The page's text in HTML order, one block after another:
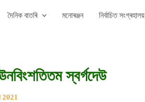
দৈনিক বাতৰি মনোৰঞ্জন নিৰ্বাচিত সংগ্ৰহালয়
স্বৰ্গদেউ
2021